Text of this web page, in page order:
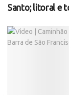
Santo; litoral e